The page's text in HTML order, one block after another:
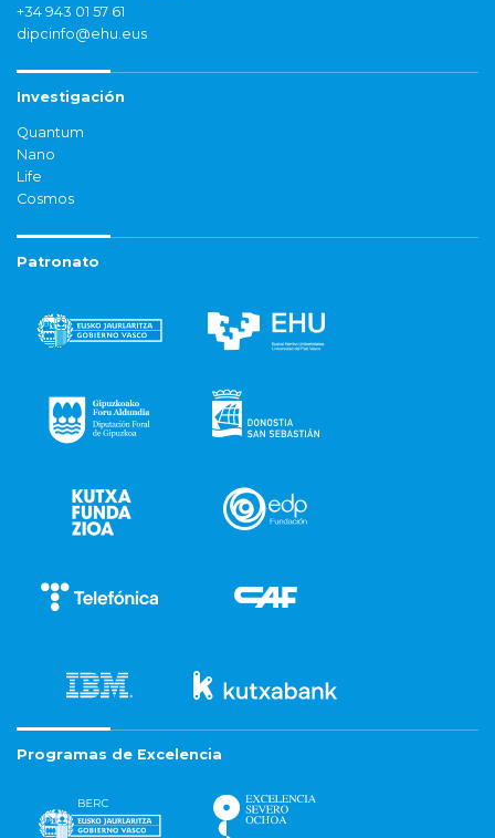
+34 943 01 57 61
dipcinfo@ehu.eus
Investigación
Quantum
Nano
Life
Cosmos
Patronato
Programas de Excelencia